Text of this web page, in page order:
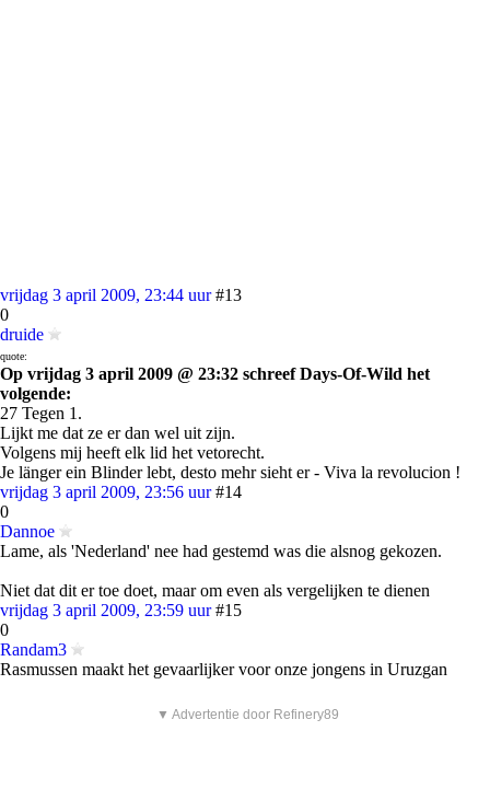
vrijdag 3 april 2009, 23:44 uur #13
0
druide
quote:
Op vrijdag 3 april 2009 @ 23:32 schreef Days-Of-Wild het
volgende:
27 Tegen 1.
Lijkt me dat ze er dan wel uit zijn.
Volgens mij heeft elk lid het vetorecht.
Je länger ein Blinder lebt, desto mehr sieht er - Viva la revolucion !
vrijdag 3 april 2009, 23:56 uur #14
0
Dannoe
Lame, als 'Nederland' nee had gestemd was die alsnog gekozen.
Niet dat dit er toe doet, maar om even als vergelijken te dienen
vrijdag 3 april 2009, 23:59 uur #15
0
Randam3
Rasmussen maakt het gevaarlijker voor onze jongens in Uruzgan
▼ Advertentie door Refinery89